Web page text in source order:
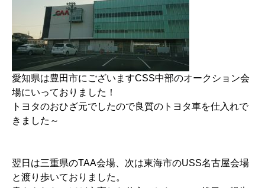
愛知県は豊田市にございますCSS中部のオークション会
場にいっておりました！
トヨタのおひざ元でしたので良質のトヨタ車を仕入れで
きました～
翌日は三重県のTAA会場、次は東海市のUSS名古屋会場
と渡り歩いておりました。